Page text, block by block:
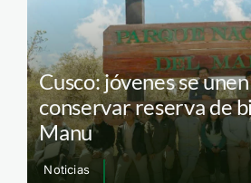
Cusco: jóvenes se
conservar reserva de
Manu
Noticias